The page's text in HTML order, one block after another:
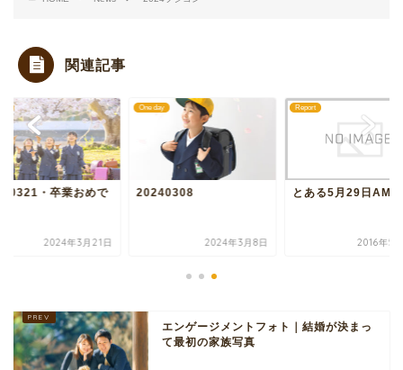
関連記事
・卒業おめで
2024年3月21日
One day
20240308
2024年3月8日
Report
とある5月29日AM
2016年5
エンゲージメントフォト｜結婚が決まっ
て最初の家族写真